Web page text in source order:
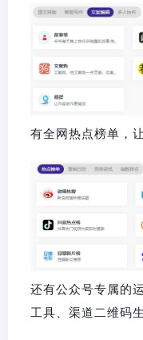
有全网热点榜单，
还有公众号专属的
工具、渠道二维码